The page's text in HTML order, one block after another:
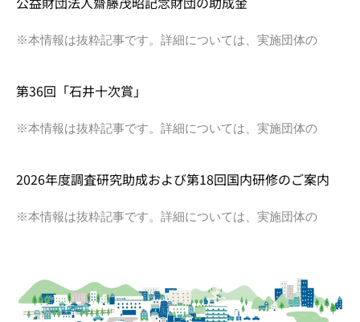
※本情報は抜粋記事です。詳細については、実施団体の
第36回「石井十次賞」
※本情報は抜粋記事です。詳細については、実施団体の
2026年度調査研究助成および第18回国内研修のご案内
※本情報は抜粋記事です。詳細については、実施団体の